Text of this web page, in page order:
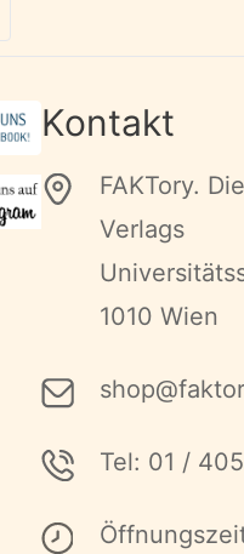
Kontakt
FAKTory.
Verlags
1010 Wien
Tel: 01 /